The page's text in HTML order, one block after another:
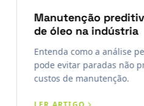
Manutenção
de óleo na indústria
Entenda como a análise
pode evitar paradas não
custos de manutenção.